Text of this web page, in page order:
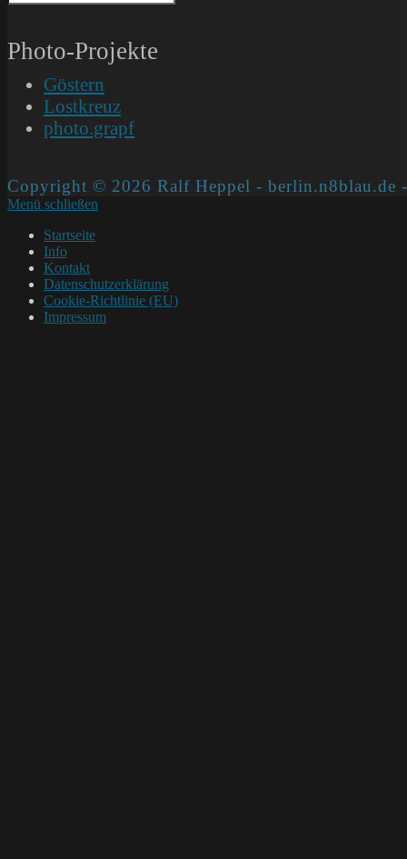
Photo-Projekte
Göstern
Lostkreuz
photo.grapf
Copyright © 2026 Ralf Heppel - berlin.n8blau.de
Menü schließen
Startseite
Info
Kontakt
Datenschutzerklärung
Cookie-Richtlinie (EU)
Impressum